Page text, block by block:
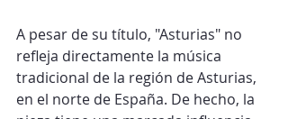
A pesar de su título, "Asturias" no
refleja directamente la música
tradicional de la región de Asturias,
en el norte de España. De hecho, la